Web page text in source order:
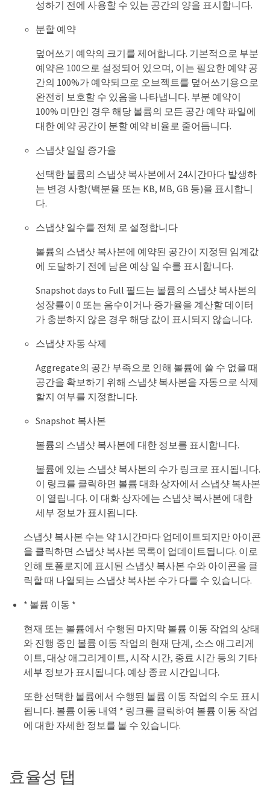
성하기 전에 사용할 수 있는 공간의 양을 표시합니다.
분할 예약
덮어쓰기 예약의 크기를 제어합니다. 기본적으로 부분
예약은 100으로 설정되어 있으며, 이는 필요한 예약 공
간의 100%가 예약되므로 오브젝트를 덮어쓰기용으로
완전히 보호할 수 있음을 나타냅니다. 부분 예약이
100% 미만인 경우 해당 볼륨의 모든 공간 예약 파일에
대한 예약 공간이 분할 예약 비율로 줄어듭니다.
스냅샷 일일 증가율
선택한 볼륨의 스냅샷 복사본에서 24시간마다 발생하
는 변경 사항(백분율 또는 KB, MB, GB 등)을 표시합니
다.
스냅샷 일수를 전체 로 설정합니다
볼륨의 스냅샷 복사본에 예약된 공간이 지정된 임계값
에 도달하기 전에 남은 예상 일 수를 표시합니다.
Snapshot days to Full 필드는 볼륨의 스냅샷 복사본의
성장률이 0 또는 음수이거나 증가율을 계산할 데이터
가 충분하지 않은 경우 해당 값이 표시되지 않습니다.
스냅샷 자동 삭제
Aggregate의 공간 부족으로 인해 볼륨에 쓸 수 없을 때
공간을 확보하기 위해 스냅샷 복사본을 자동으로 삭제
할지 여부를 지정합니다.
Snapshot 복사본
볼륨의 스냅샷 복사본에 대한 정보를 표시합니다.
볼륨에 있는 스냅샷 복사본의 수가 링크로 표시됩니다.
이 링크를 클릭하면 볼륨 대화 상자에서 스냅샷 복사본
이 열립니다. 이 대화 상자에는 스냅샷 복사본에 대한
세부 정보가 표시됩니다.
스냅샷 복사본 수는 약 1시간마다 업데이트되지만 아이콘
을 클릭하면 스냅샷 복사본 목록이 업데이트됩니다. 이로
인해 토폴로지에 표시된 스냅샷 복사본 수와 아이콘을 클
릭할 때 나열되는 스냅샷 복사본 수가 다를 수 있습니다.
* 볼륨 이동 *
현재 또는 볼륨에서 수행된 마지막 볼륨 이동 작업의 상태
와 진행 중인 볼륨 이동 작업의 현재 단계, 소스 애그리게
이트, 대상 애그리게이트, 시작 시간, 종료 시간 등의 기타
세부 정보가 표시됩니다. 예상 종료 시간입니다.
또한 선택한 볼륨에서 수행된 볼륨 이동 작업의 수도 표시
됩니다. 볼륨 이동 내역 * 링크를 클릭하여 볼륨 이동 작업
에 대한 자세한 정보를 볼 수 있습니다.
효율성 탭